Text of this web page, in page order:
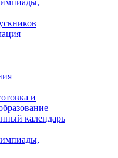
и
календарь